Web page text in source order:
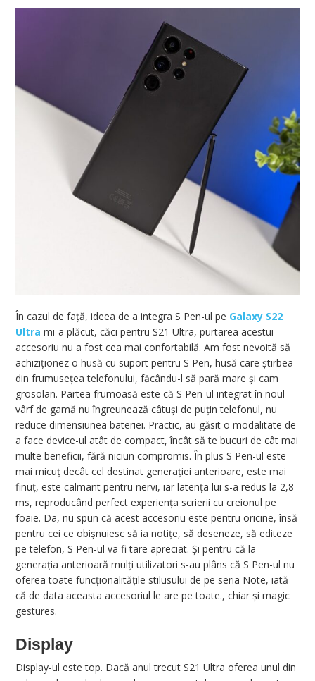
În cazul de față, ideea de a integra S Pen-ul pe Galaxy S22
Ultra mi-a plăcut, căci pentru S21 Ultra, purtarea acestui
accesoriu nu a fost cea mai confortabilă. Am fost nevoită să
achiziționez o husă cu suport pentru S Pen, husă care știrbea
din frumusețea telefonului, făcându-l să pară mare și cam
grosolan. Partea frumoasă este că S Pen-ul integrat în noul
vârf de gamă nu îngreunează câtuși de puțin telefonul, nu
reduce dimensiunea bateriei. Practic, au găsit o modalitate de
a face device-ul atât de compact, încât să te bucuri de cât mai
multe beneficii, fără niciun compromis. În plus S Pen-ul este
mai micuț decât cel destinat generației anterioare, este mai
finuț, este calmant pentru nervi, iar latența lui s-a redus la 2,8
ms, reproducând perfect experiența scrierii cu creionul pe
foaie. Da, nu spun că acest accesoriu este pentru oricine, însă
pentru cei ce obișnuiesc să ia notițe, să deseneze, să editeze
pe telefon, S Pen-ul va fi tare apreciat. Și pentru că la
generația anterioară mulți utilizatori s-au plâns că S Pen-ul nu
oferea toate funcționalitățile stilusului de pe seria Note, iată
că de data aceasta accesoriul le are pe toate., chiar și magic
gestures.
Display
Display-ul este top. Dacă anul trecut S21 Ultra oferea unul din